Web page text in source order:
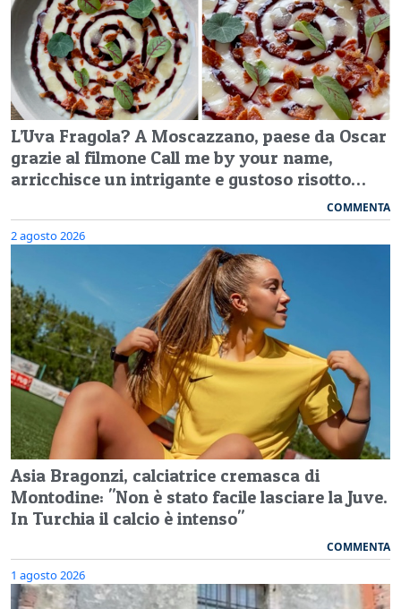
L’Uva Fragola? A Moscazzano, paese da Oscar
grazie al filmone Call me by your name,
arricchisce un intrigante e gustoso risotto…
COMMENTA
2 agosto 2026
Asia Bragonzi, calciatrice cremasca di
Montodine: "Non è stato facile lasciare la Juve.
In Turchia il calcio è intenso"
COMMENTA
1 agosto 2026